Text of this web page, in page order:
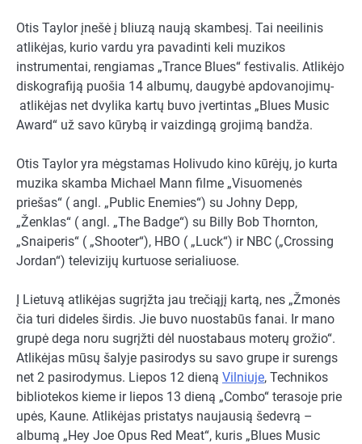
Otis Taylor įnešė į bliuzą naują skambesį. Tai neeilinis
atlikėjas, kurio vardu yra pavadinti keli muzikos
instrumentai, rengiamas „Trance Blues“ festivalis. Atlikėjo
diskografiją puošia 14 albumų, daugybė apdovanojimų-
atlikėjas net dvylika kartų buvo įvertintas „Blues Music
Award“ už savo kūrybą ir vaizdingą grojimą bandža.
Otis Taylor yra mėgstamas Holivudo kino kūrėjų, jo kurta
muzika skamba Michael Mann filme „Visuomenės
priešas“ ( angl. „Public Enemies“) su Johny Depp,
„Ženklas“ ( angl. „The Badge“) su Billy Bob Thornton,
„Snaiperis“ ( „Shooter“), HBO ( „Luck“) ir NBC („Crossing
Jordan“) televizijų kurtuose serialiuose.
Į Lietuvą atlikėjas sugrįžta jau trečiąjį kartą, nes „Žmonės
čia turi dideles širdis. Jie buvo nuostabūs fanai. Ir mano
grupė dega noru sugrįžti dėl nuostabaus moterų grožio“.
Atlikėjas mūsų šalyje pasirodys su savo grupe ir surengs
net 2 pasirodymus. Liepos 12 dieną Vilniuje, Technikos
bibliotekos kieme ir liepos 13 dieną „Combo“ terasoje prie
upės, Kaune. Atlikėjas pristatys naujausią šedevrą –
albumą „Hey Joe Opus Red Meat“, kuris „Blues Music